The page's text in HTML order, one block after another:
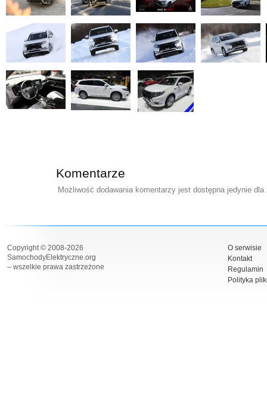
Komentarze
Możliwość dodawania komentarzy jest dostępna jedynie
Copyright © 2008-2026
SamochodyElektryczne.org
– wszelkie prawa zastrzeżone
O serwisie
Kontakt
Regulamin
Polityka